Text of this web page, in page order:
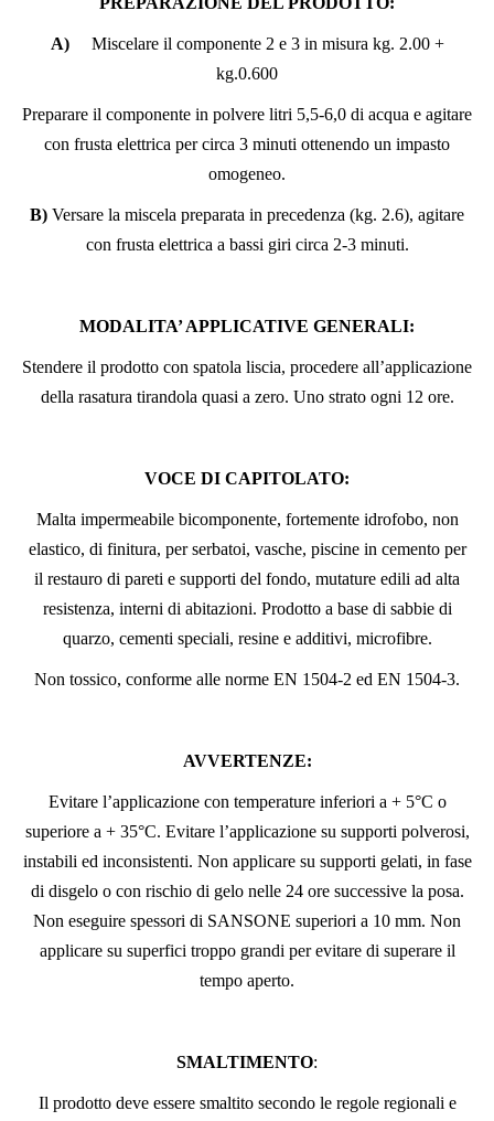
A) Miscelare il componente 2 e 3 in misura kg. 2.00 +
kg.0.600
Preparare il componente in polvere litri 5,5-6,0 di acqua e agitare
con frusta elettrica per circa 3 minuti ottenendo un impasto
omogeneo.
B) Versare la miscela preparata in precedenza (kg. 2.6), agitare
con frusta elettrica a bassi giri circa 2-3 minuti.
MODALITA’ APPLICATIVE GENERALI:
Stendere il prodotto con spatola liscia, procedere all’applicazione
della rasatura tirandola quasi a zero. Uno strato ogni 12 ore.
VOCE DI CAPITOLATO:
Malta impermeabile bicomponente, fortemente idrofobo, non
elastico, di finitura, per serbatoi, vasche, piscine in cemento per
il restauro di pareti e supporti del fondo, mutature edili ad alta
resistenza, interni di abitazioni. Prodotto a base di sabbie di
quarzo, cementi speciali, resine e additivi, microfibre.
Non tossico, conforme alle norme EN 1504-2 ed EN 1504-3.
AVVERTENZE:
Evitare l’applicazione con temperature inferiori a + 5°C o
superiore a + 35°C. Evitare l’applicazione su supporti polverosi,
instabili ed inconsistenti. Non applicare su supporti gelati, in fase
di disgelo o con rischio di gelo nelle 24 ore successive la posa.
Non eseguire spessori di SANSONE superiori a 10 mm. Non
applicare su superfici troppo grandi per evitare di superare il
tempo aperto.
SMALTIMENTO:
Il prodotto deve essere smaltito secondo le regole regionali e